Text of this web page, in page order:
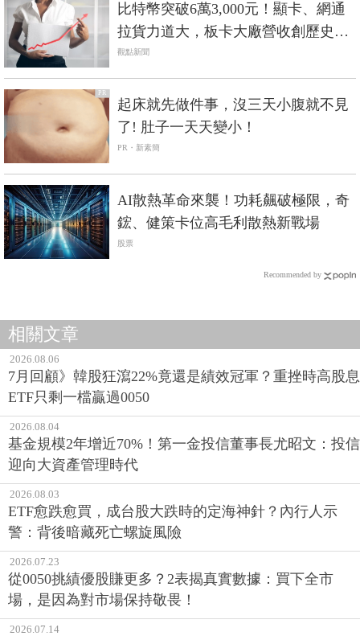
比特幣突破6萬3,000元！顯卡、網通
拉貨力道大，板卡大廠營收創歷史
高，Q1年增64.6%！
觀點新聞
PR
起床就先做件事，沒三天小腹就不見
了! 肚子一天天變小！
PR・新素簡
AI散熱革命來襲！功耗飆破極限，奇
鋐、健策卡位高毛利散熱新戰場
股票
Recommended by
相關文章
2026.08.06
7月回顧》韓股狂瀉22%竟還是績效冠軍？重挫時高股息
ETF只剩一檔贏過0050
2026.08.04
基金規模2年增近70%！第一金投信董事長尤昭文：投信
迎向大資產管理時代
2026.08.03
ETF愈跌愈買，成台股大跌時的定海神針？內行人示
警：背後暗藏死亡螺旋風險
2026.07.23
從0050挑績優股賺更多？2表揭真實數據：買下全市
場，是因為對市場保持敬畏！
2026.07.14